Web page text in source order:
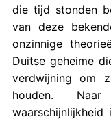
die tijd stonden
van deze
onzinnige
Duitse geheime
verdwijning om
houden.